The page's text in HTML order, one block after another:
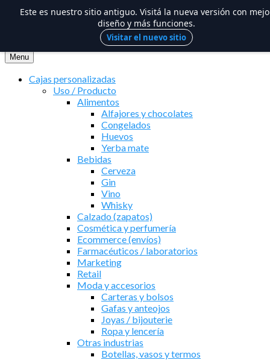
al
contenido
Menu
Cajas personalizadas
Uso / Producto
Alimentos
Alfajores y chocolates
Congelados
Huevos
Yerba mate
Bebidas
Cerveza
Gin
Vino
Whisky
Calzado (zapatos)
Cosmética y perfumería
Ecommerce (envíos)
Farmacéuticos / laboratorios
Marketing
Retail
Moda y accesorios
Carteras y bolsos
Gafas y anteojos
Joyas / bijouterie
Ropa y lencería
Otras industrias
Botellas, vasos y termos
Este es nuestro sitio antiguo. Visitá la nueva versión con
diseño y más funciones.
Visitar el nuevo sitio